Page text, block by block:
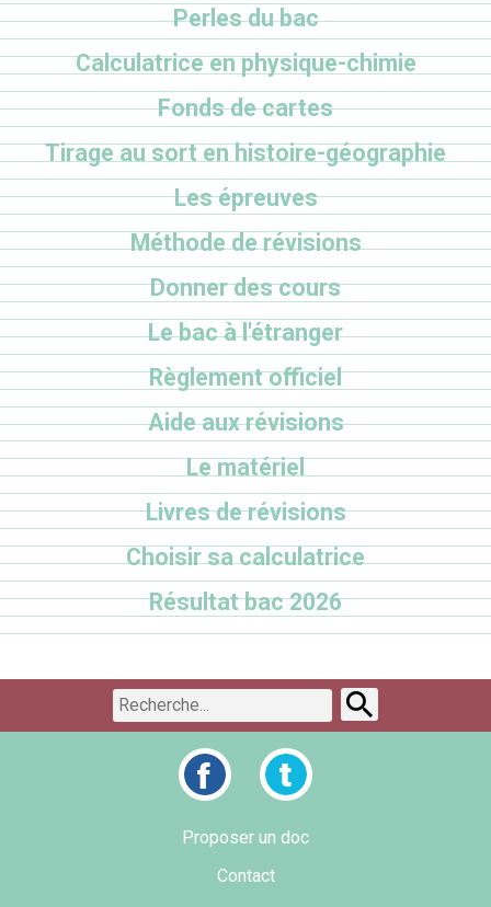
Perles du bac
Calculatrice en physique-chimie
Fonds de cartes
Tirage au sort en histoire-géographie
Les épreuves
Méthode de révisions
Donner des cours
Le bac à l'étranger
Règlement officiel
Aide aux révisions
Le matériel
Livres de révisions
Choisir sa calculatrice
Résultat bac 2026
Proposer un doc
Contact